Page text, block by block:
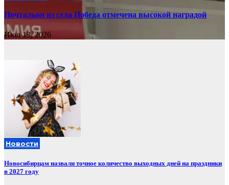
Почтальон из села Победа отмечена высокой наградой
Июл 13, 2026
Новости
Новосибирцам назвали точное количество выходных дней на праздники
в 2027 году